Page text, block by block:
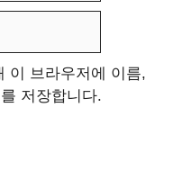
이 브라우저에 이름,
저장합니다.